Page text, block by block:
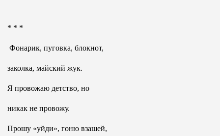
* * *
Фонарик, пуговка, блокнот,
заколка, майский жук.
Я провожаю детство, но
никак не провожу.
Прошу «уйди», гоню взашей,